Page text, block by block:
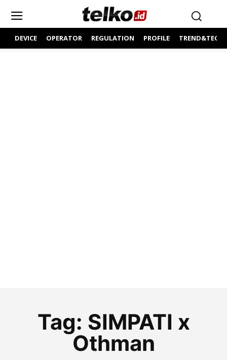
DEVICE OPERATOR REGULATION PROFILE
Tag: SIMPATI x
Othman